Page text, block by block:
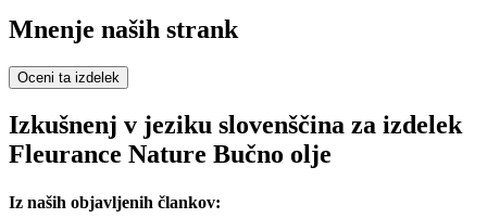
Mnenje naših strank
Oceni ta izdelek
Izkušnenj v jeziku slovenščina za izdelek
Fleurance Nature Bučno olje
Iz naših objavljenih člankov: